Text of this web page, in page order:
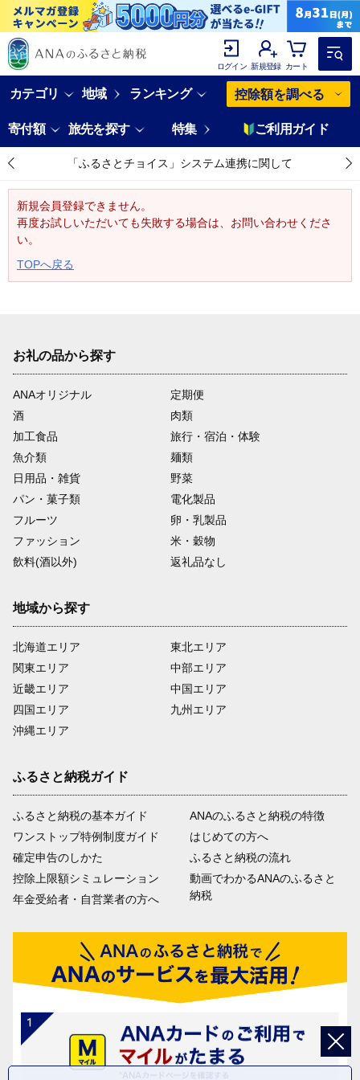
ログイン 新規登録 カート
カテゴリ 地域 ランキング 控除額を調べる
寄付額 旅先を探す 特集 ご利用ガイド
「ふるさとチョイス」システム連携に関して
新規会員登録できません。
再度お試しいただいても失敗する場合は、お問い合わせくださ
い。
TOPへ戻る
お礼の品から探す
ANAオリジナル
定期便
酒
肉類
加工食品
旅行・宿泊・体験
魚介類
麺類
日用品・雑貨
野菜
パン・菓子類
電化製品
フルーツ
卵・乳製品
ファッション
米・穀物
飲料(酒以外)
返礼品なし
地域から探す
北海道エリア
関東エリア
近畿エリア
四国エリア
沖縄エリア
東北エリア
中部エリア
中国エリア
九州エリア
ふるさと納税ガイド
ふるさと納税の基本ガイド
ワンストップ特例制度ガイド
確定申告のしかた
控除上限額シミュレーション
年金受給者・自営業者の方へ
ANAのふるさと納税の特徴
はじめての方へ
ふるさと納税の流れ
動画でわかるANAのふるさと
納税